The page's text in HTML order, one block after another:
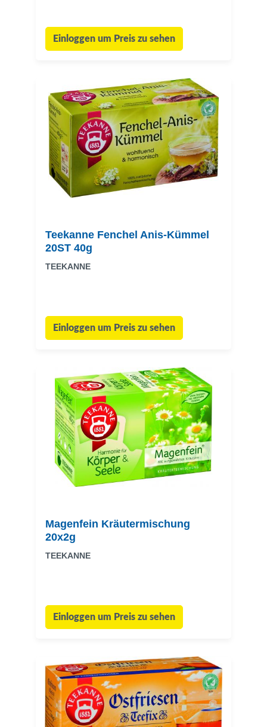
Einloggen um Preis zu sehen
Teekanne Fenchel Anis-Kümmel
20ST 40g
TEEKANNE
Einloggen um Preis zu sehen
Magenfein Kräutermischung
20x2g
TEEKANNE
Einloggen um Preis zu sehen